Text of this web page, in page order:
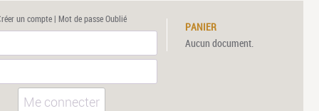
un compte| Mot de passe Oublié
Me connecter
PANIER
Aucun document.